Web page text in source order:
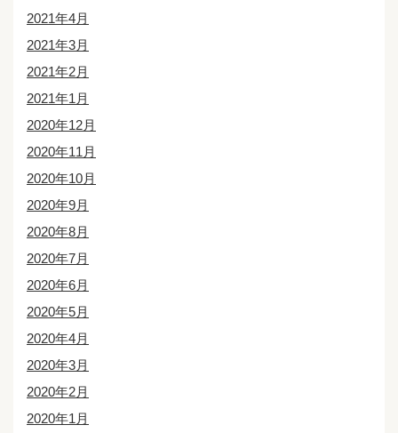
2021年4月
2021年3月
2021年2月
2021年1月
2020年12月
2020年11月
2020年10月
2020年9月
2020年8月
2020年7月
2020年6月
2020年5月
2020年4月
2020年3月
2020年2月
2020年1月